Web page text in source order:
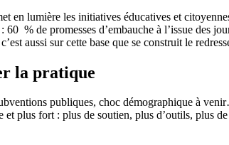
en lumière les initiatives éducatives et
% de promesses d’embauche à l’issue des
aussi sur cette base que se construit le
la pratique
publiques, choc démographique à
plus fort : plus de soutien, plus d’outils, plus